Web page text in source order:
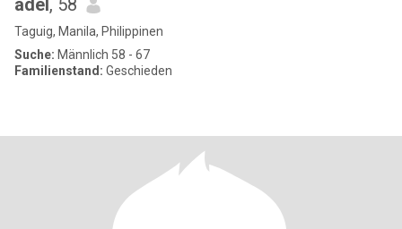
adel, 58
Taguig, Manila, Philippinen
Suche: Männlich 58 - 67
Familienstand: Geschieden